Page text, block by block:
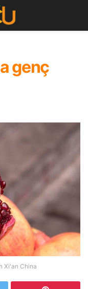
genç
Xi'an China